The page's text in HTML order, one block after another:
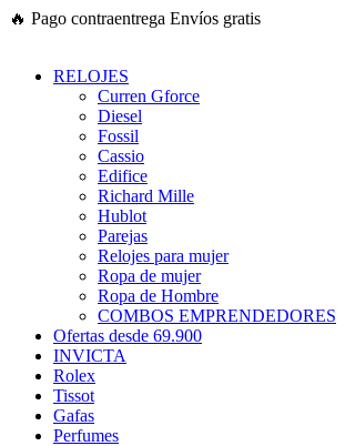
Ir
🔥 Pago contraentrega Envíos gratis
RELOJES
Curren Gforce
Diesel
Fossil
Cassio
Edifice
Richard Mille
Hublot
Parejas
Relojes para mujer
Ropa de mujer
Ropa de Hombre
COMBOS EMPRENDEDORES
Ofertas desde 69.900
INVICTA
Rolex
Tissot
Gafas
Perfumes